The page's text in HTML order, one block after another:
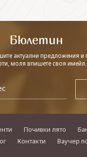
Бюлетин
актуални предложения
моля впишете своя имейл.
Почивки лято
Контакти Ваучер